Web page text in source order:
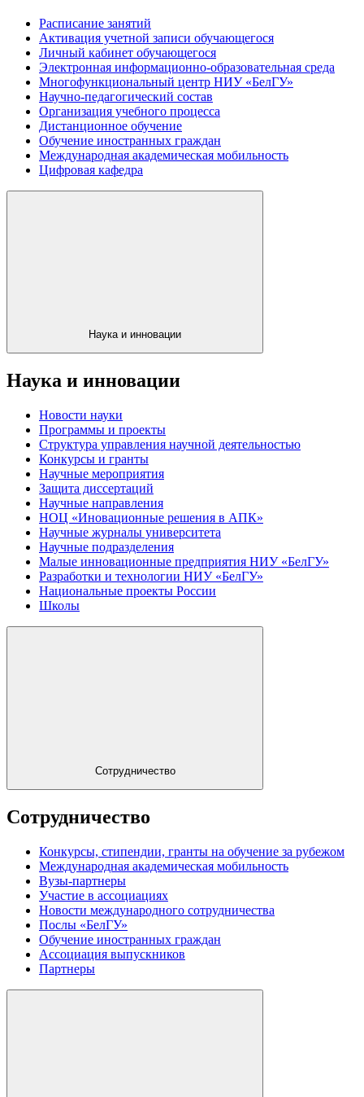
Расписание занятий
Активация учетной записи обучающегося
Личный кабинет обучающегося
Электронная информационно-образовательная среда
Многофункциональный центр НИУ «БелГУ»
Научно-педагогический состав
Организация учебного процесса
Дистанционное обучение
Обучение иностранных граждан
Международная академическая мобильность
Цифровая кафедра
Наука и инновации
Наука и инновации
Новости науки
Программы и проекты
Структура управления научной деятельностью
Конкурсы и гранты
Научные мероприятия
Защита диссертаций
Научные направления
НОЦ «Иновационные решения в АПК»
Научные журналы университета
Научные подразделения
Малые инновационные предприятия НИУ «БелГУ»
Разработки и технологии НИУ «БелГУ»
Национальные проекты России
Школы
Сотрудничество
Сотрудничество
Конкурсы, стипендии, гранты на обучение за рубежом
Международная академическая мобильность
Вузы-партнеры
Участие в ассоциациях
Новости международного сотрудничества
Послы «БелГУ»
Обучение иностранных граждан
Ассоциация выпускников
Партнеры